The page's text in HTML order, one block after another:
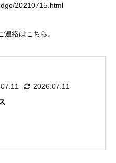
20210715.html
絡はこちら。
2026.07.11